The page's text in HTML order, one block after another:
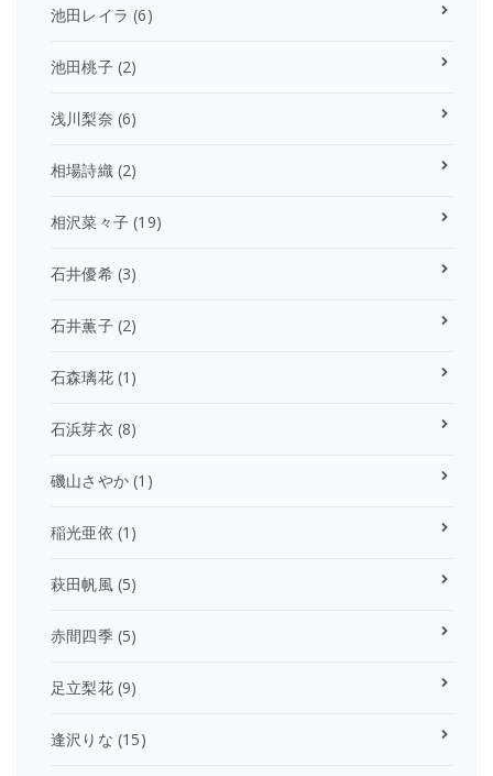
池田レイラ (6)
池田桃子(2)
浅川梨奈 (6)
相場詩織(2)
相沢菜々子 (19)
石井優希(3)
石井薫子(2)
石森璃花(1)
石浜芽衣 (8)
磯山さやか (1)
稲光亜依 (1)
萩田帆風(5)
赤間四季(5)
足立梨花(9)
逢沢りな (15)